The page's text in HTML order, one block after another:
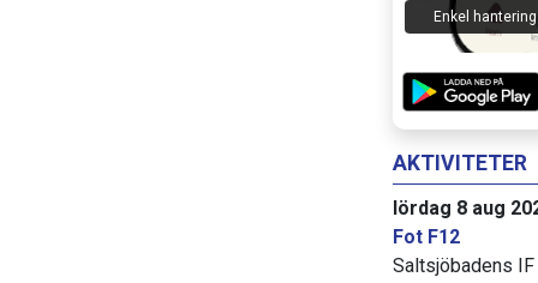
Enkel
AKTIVITETER
lördag 8 aug
Fot F12
Saltsjöbadens